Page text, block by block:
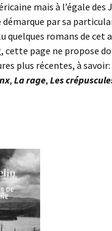
mais à l’égale des
par sa
quelques romans de cet
cette page ne propose
plus récentes, à savoir:
, La rage, Les